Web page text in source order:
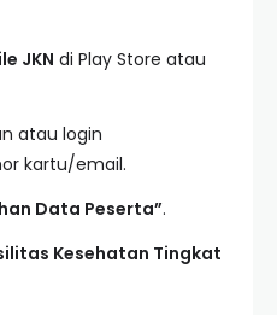
JKN di Play Store atau
atau login
kartu/email.
Data Peserta”.
Kesehatan Tingkat